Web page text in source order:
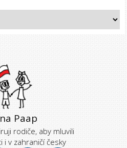
Paap
rodiče, aby mluvili
i v zahraničí česky